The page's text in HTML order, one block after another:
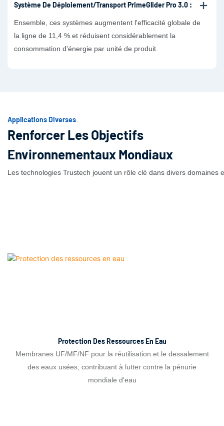
Système De Déploiement/transport PrimeGlider Pro 3.0 :
Ensemble, ces systèmes augmentent l'efficacité globale de
la ligne de 11,4 % et réduisent considérablement la
consommation d'énergie par unité de produit.
Applications Diverses
Renforcer Les Objectifs
Environnementaux Mondiaux
Les technologies Trustech jouent un rôle clé dans divers domaines
Protection Des Ressources En Eau
Membranes UF/MF/NF pour la réutilisation et le dessalement
des eaux usées, contribuant à lutter contre la pénurie
mondiale d'eau